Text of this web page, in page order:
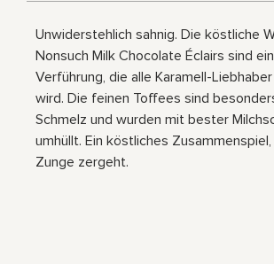
Unwiderstehlich sahnig. Die köstliche
Nonsuch Milk Chocolate Éclairs sind
Verführung, die alle Karamell-
wird. Die feinen Toffees sind
Schmelz und wurden mit bester
umhüllt. Ein köstliches
Zunge zergeht.